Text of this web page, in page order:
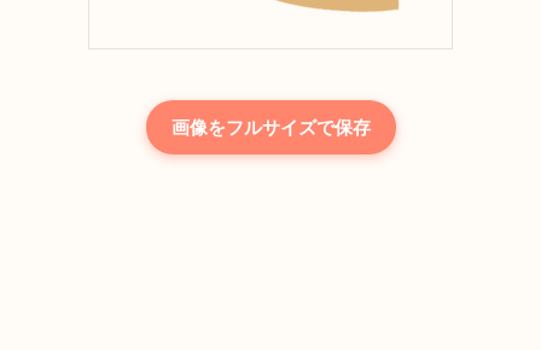
画像をフルサイズで保存